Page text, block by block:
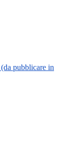
pubblicare in